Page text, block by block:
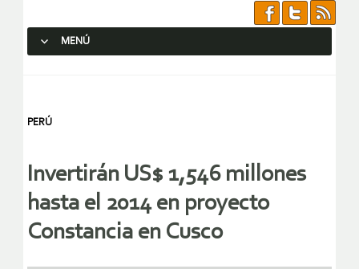
MENÚ
PERÚ
Invertirán US$ 1,546 millones
hasta el 2014 en proyecto
Constancia en Cusco